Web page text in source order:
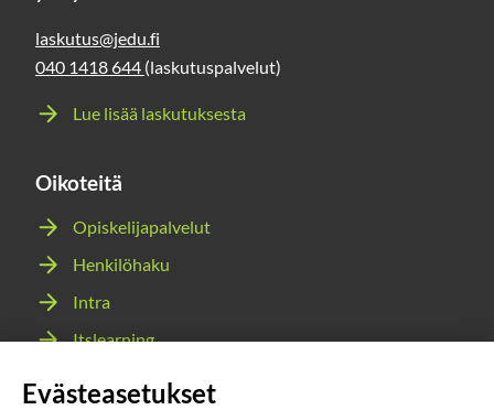
laskutus@jedu.fi
040 1418 644 (laskutuspalvelut)
Lue lisää laskutuksesta
Oikoteitä
Opiskelijapalvelut
Henkilöhaku
Intra
Itslearning
Evästeasetukset